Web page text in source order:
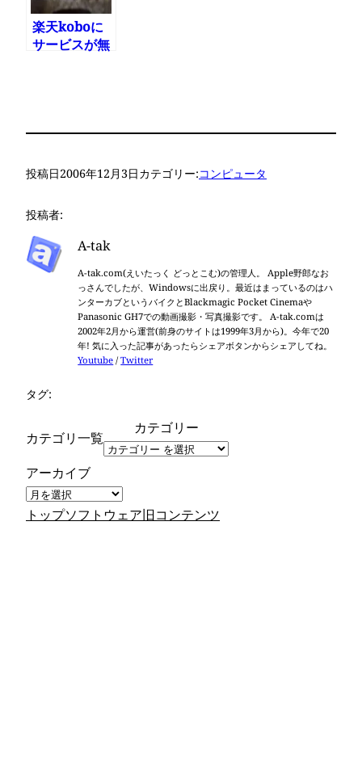
楽天koboに
サービスが無
投稿日2006年12月3日カテゴリー:コンピュータ
投稿者:
A-tak
A-tak.com(えいたっく どっとこむ)の管理人。 Apple野郎なお
っさんでしたが、Windowsに出戻り。最近はまっているのはハ
ンターカブというバイクとBlackmagic Pocket Cinemaや
Panasonic GH7での動画撮影・写真撮影です。 A-tak.comは
2002年2月から運営(前身のサイトは1999年3月から)。今年で20
年! 気に入った記事があったらシェアボタンからシェアしてね。
Youtube /Twitter
タグ:
カテゴリ一覧
カテゴリー
アーカイブ
トップソフトウェア旧コンテンツ